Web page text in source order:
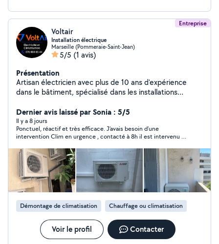
Entreprise
Voltair
Installation électrique
Marseille (Pommeraie-Saint-Jean)
5/5 (1 avis)
Présentation
Artisan électricien avec plus de 10 ans d'expérience
dans le bâtiment, spécialisé dans les installations
solide expérience dans la réalisation d'installations
électriques pour des maisons individuelles, des
immeubles résidentiels et des bâtiments comprenant
plusieurs logements, de la mise en place des réseaux
jusqu'aux finitions, dans le respect des normes en
vigueur. J'interviens également pour l'installation et la
mise en service de systèmes de climatisation, ainsi que
pour le montage de cuisines. Je réalise aussi divers
travaux de peinture et de rénovation selon les besoins
de mes clients. Sérieux, ponctuel et soigneux, je
m'engage à fournir un travail de qualité, que ce soit pour
un petit dépannage ou un chantier complet. Mon
objectif est de proposer des solutions fiables, durables
et adaptées à chaque projet.
Dernier avis laissé par Sonia : 5/5
Il y a 8 jours
Ponctuel, réactif et très efficace. J’avais besoin d’une
intervention Clim en urgence , contacté à 8h il est intervenu à
prestation a été parfaitement réalisée.
Démontage de climatisation Chauffage ou climatisation
Voir le profil Contacter